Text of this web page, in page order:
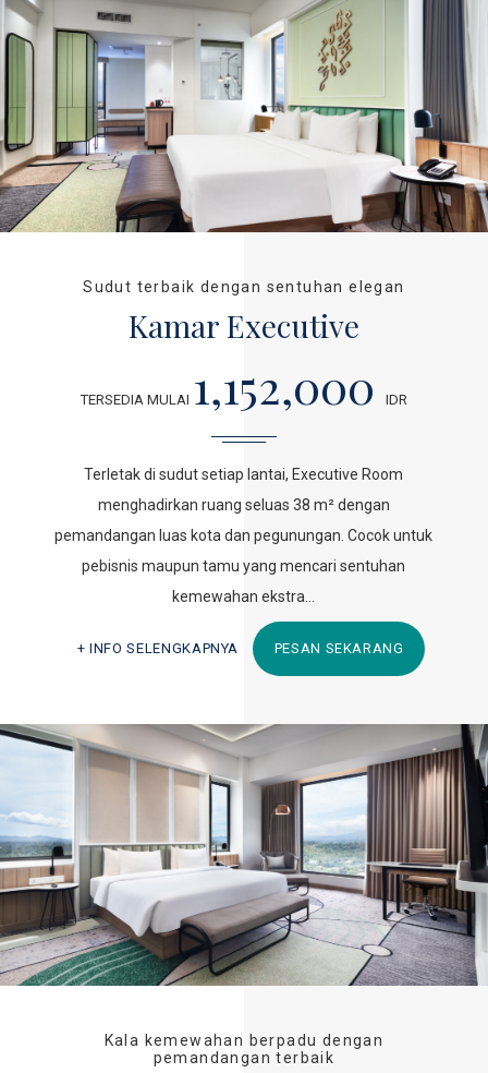
Sudut terbaik dengan sentuhan elegan
Kamar Executive
TERSEDIA MULAI 1,152,000 IDR
Terletak di sudut setiap lantai, Executive Room
menghadirkan ruang seluas 38 m² dengan
pemandangan luas kota dan pegunungan. Cocok untuk
pebisnis maupun tamu yang mencari sentuhan
kemewahan ekstra…
INFO SELENGKAPNYA PESAN SEKARANG
Kala kemewahan berpadu dengan
pemandangan terbaik